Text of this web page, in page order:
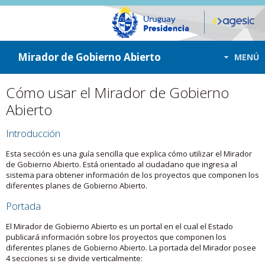
ir a contenido
ir al menú
Mirador de Gobierno Abierto MENÚ
Cómo usar el Mirador de Gobierno
Abierto
Introducción
Esta sección es una guía sencilla que explica cómo utilizar el Mirador
de Gobierno Abierto. Está orientado al ciudadano que ingresa al
sistema para obtener información de los proyectos que componen los
diferentes planes de Gobierno Abierto.
Portada
El Mirador de Gobierno Abierto es un portal en el cual el Estado
publicará información sobre los proyectos que componen los
diferentes planes de Gobierno Abierto. La portada del Mirador posee
4 secciones si se divide verticalmente: